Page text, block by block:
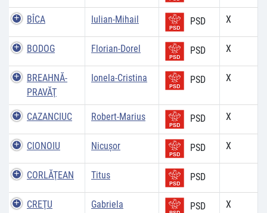
BÎCA Iulian-Mihail PSD X
BODOG Florian-Dorel PSD X
BREAHNĂ-
PRAVĂŢ
Ionela-Cristina PSD X
CAZANCIUC Robert-Marius PSD X
CIONOIU Nicușor PSD X
CORLĂŢEAN Titus PSD
CREŢU Gabriela PSD X